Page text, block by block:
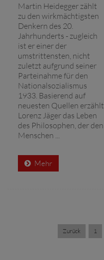
Martin Heidegger zählt
zu den wirkmächtigsten
Denkern des 20.
Jahrhunderts - zugleich
ist er einer der
umstrittensten, nicht
zuletzt aufgrund seiner
Parteinahme für den
Nationalsozialismus
1933. Basierend auf
neuesten Quellen erzählt
Lorenz Jäger das Leben
des Philosophen, der den
Menschen ...
Mehr
Zurück 1